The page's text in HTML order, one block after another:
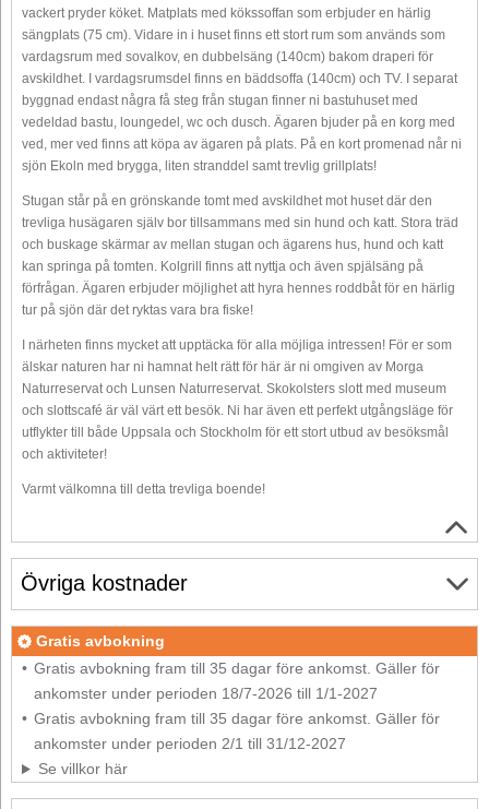
vackert pryder köket. Matplats med kökssoffan som erbjuder en härlig
sängplats (75 cm). Vidare in i huset finns ett stort rum som används som
vardagsrum med sovalkov, en dubbelsäng (140cm) bakom draperi för
avskildhet. I vardagsrumsdel finns en bäddsoffa (140cm) och TV. I separat
byggnad endast några få steg från stugan finner ni bastuhuset med
vedeldad bastu, loungedel, wc och dusch. Ägaren bjuder på en korg med
ved, mer ved finns att köpa av ägaren på plats. På en kort promenad når ni
sjön Ekoln med brygga, liten stranddel samt trevlig grillplats!
Stugan står på en grönskande tomt med avskildhet mot huset där den
trevliga husägaren själv bor tillsammans med sin hund och katt. Stora träd
och buskage skärmar av mellan stugan och ägarens hus, hund och katt
kan springa på tomten. Kolgrill finns att nyttja och även spjälsäng på
förfrågan. Ägaren erbjuder möjlighet att hyra hennes roddbåt för en härlig
tur på sjön där det ryktas vara bra fiske!
I närheten finns mycket att upptäcka för alla möjliga intressen! För er som
älskar naturen har ni hamnat helt rätt för här är ni omgiven av Morga
Naturreservat och Lunsen Naturreservat. Skokolsters slott med museum
och slottscafé är väl värt ett besök. Ni har även ett perfekt utgångsläge för
utflykter till både Uppsala och Stockholm för ett stort utbud av besöksmål
och aktiviteter!
Varmt välkomna till detta trevliga boende!
Övriga kostnader
Gratis avbokning
Gratis avbokning fram till 35 dagar före ankomst. Gäller för
ankomster under perioden 18/7-2026 till 1/1-2027
Gratis avbokning fram till 35 dagar före ankomst. Gäller för
ankomster under perioden 2/1 till 31/12-2027
Se villkor här